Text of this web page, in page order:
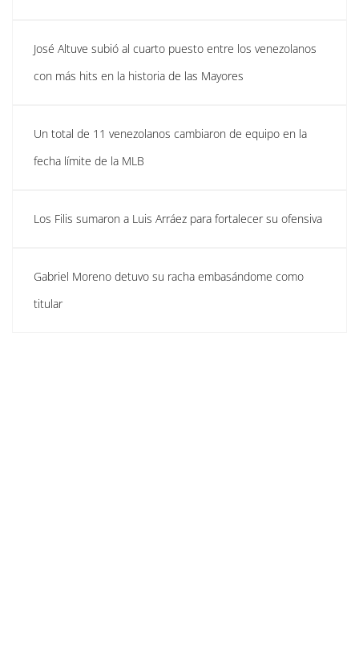
José Altuve subió al cuarto puesto entre los venezolanos
con más hits en la historia de las Mayores
Un total de 11 venezolanos cambiaron de equipo en la
fecha límite de la MLB
Los Filis sumaron a Luis Arráez para fortalecer su ofensiva
Gabriel Moreno detuvo su racha embasándome como
titular